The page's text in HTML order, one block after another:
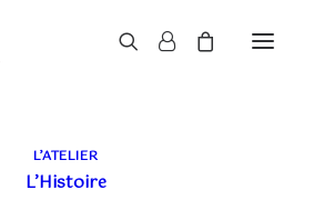
L’ATELIER
L’Histoire